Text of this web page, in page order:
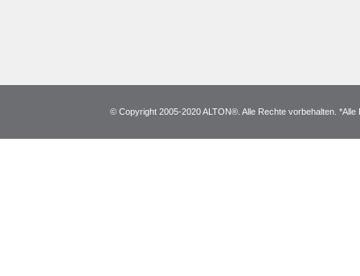
© Copyright 2005-2020 ALTON®. Alle Rechte vorbehalten.